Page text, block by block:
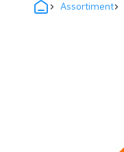
Assortiment